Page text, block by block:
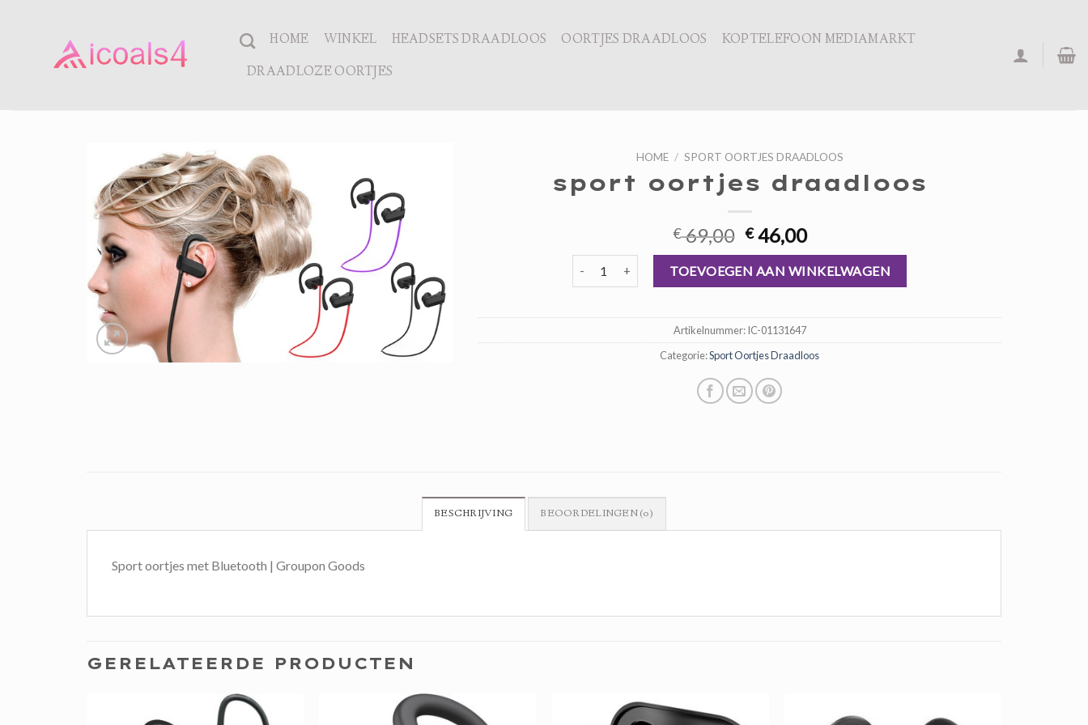
HOME WINKEL HEADSETS DRAADLOOS OORTJES DRAADLOOS
KOPTELEFOON MEDIAMARKT
DRAADLOZE OORTJES
HOME / SPORT OORTJES DRAADLOOS
sport oortjes draadloos
€69,00 Oorspronkelijke
prijs
was:
€ 69,00.
€46,00Huidige
prijs
is:
€ 46,00.
sport oortjes draadloos aantalTOEVOEGEN AAN WINKELWAGEN
Artikelnummer:IC-01131647
Categorie:Sport Oortjes Draadloos
BESCHRIJVING BEOORDELINGEN (0)
Sport oortjes met Bluetooth | Groupon Goods
GERELATEERDE PRODUCTEN